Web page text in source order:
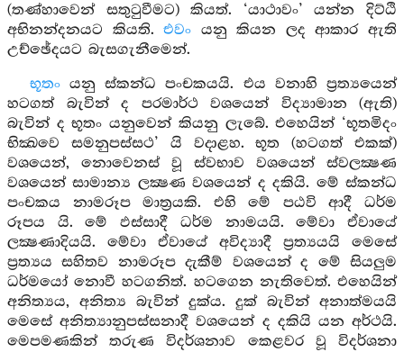
(තණ්හාවෙන් සතුටුවීමට) කියත්. ‘යාථාවං’ යන්න දිට්ඨි
අභිනන්දනයට කියති.එවං යනු කියන ලද ආකාර ඇති
උච්ඡේදයට බැසගැනීමෙන්.
භූතංයනු ස්කන්ධ පංචකයයි. එය වනාහි ප්‍රත්‍යයෙන්
හටගත් බැවින් ද පරමාර්ථ වශයෙන් විද්‍යාමාන (ඇති)
බැවින් ද භූතං යනුවෙන් කියනු ලැබේ. එහෙයින් ‘භූතමිදං
භික්‍ඛවෙ සමනුපස්සථ’ යි වදාළහ. භූත (හටගත් එකක්)
වශයෙන්, නොවෙනස් වූ ස්වභාව වශයෙන් ස්වලක්‍ෂණ
වශයෙන් සාමාන්‍ය ලක්‍ෂණ වශයෙන් ද දකියි. මේ ස්කන්ධ
පංචකය නාමරූප මාත්‍රයකි. එහි මේ පඨවි ආදී ධර්ම
රූපය යි. මේ ඵස්සාදී ධර්ම නාමයයි. මේවා ඒවායේ
ලක්‍ෂණාදියයි. මේවා ඒවායේ අවිද්‍යාදී ප්‍රත්‍යයයි මෙසේ
ප්‍රත්‍යය සහිතව නාමරූප දැකීම් වශයෙන් ද මේ සියලුම
ධර්මයෝ නොවී හටගනිත්. හටගෙන නැතිවෙත්. එහෙයින්
අනිත්‍යය, අනිත්‍ය බැවින් දුක්ය. දුක් බැවින් අනාත්මයයි
මෙසේ අනිත්‍යානුපස්සනාදී වශයෙන් ද දකියි යන අර්ථයි.
මෙපමණකින් තරුණ විදර්ශනාව කෙළවර වූ විදර්ශනා